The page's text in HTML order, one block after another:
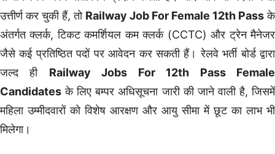
उत्तीर्ण कर चुकी हैं, तो Railway Job For Female 12th Passके
अंतर्गत क्लर्क, टिकट कमर्शियल कम क्लर्क (CCTC) और ट्रेन मैनेजर
जैसे कई प्रतिष्ठित पदों पर आवेदन कर सकती हैं। रेलवे भर्ती बोर्ड द्वारा
जल्द ही Railway Jobs For 12th Pass Female
Candidates के लिए बम्पर अधिसूचना जारी की जाने वाली है, जिसमें
महिला उम्मीदवारों को विशेष आरक्षण और आयु सीमा में छूट का लाभ भी
मिलेगा।